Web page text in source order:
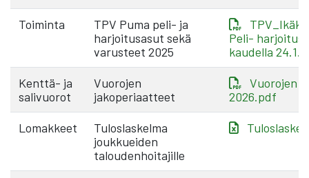
Toiminta
TPV Puma peli- ja
harjoitusasut sekä
varusteet 2025
Peli-
kaudella
Kenttä- ja
salivuorot
Vuorojen
jakoperiaatteet
Vuorojen
2026.pdf
Lomakkeet
Tuloslaskelma
joukkueiden
taloudenhoitajille